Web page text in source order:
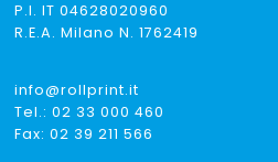
P.I. IT 04628020960
R.E.A. Milano N. 1762419
info@rollprint.it
Tel.:02 33 000 460
Fax: 02 39 211 566